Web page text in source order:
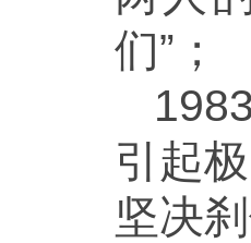
们”；
引起
坚决